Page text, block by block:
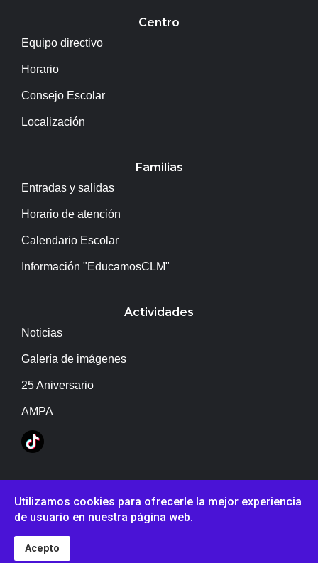
Centro
Equipo directivo
Horario
Consejo Escolar
Localización
Familias
Entradas y salidas
Horario de atención
Calendario Escolar
Información "EducamosCLM"
Actividades
Noticias
Galería de imágenes
25 Aniversario
AMPA
Utilizamos cookies para ofrecerle la mejor experiencia
de usuario en nuestra página web.
Acepto